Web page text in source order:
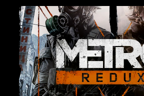
VIDEOGIOCHI
IN
ITALIA
DAL
25
AL
31